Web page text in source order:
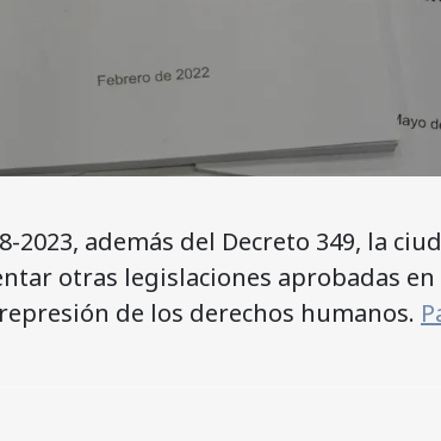
además del Decreto 349, la
otras legislaciones aprobadas en
de los derechos humanos.